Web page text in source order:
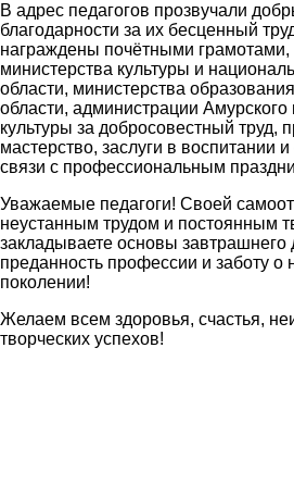
В адрес педагогов прозвучали
благодарности за их бесценный
награждены почётными грамотами,
министерства культуры и
области, министерства
области, администрации Амурского
культуры за добросовестный труд,
мастерство, заслуги в воспитании
связи с профессиональным
Уважаемые педагоги! Своей
неустанным трудом и постоянным
закладываете основы
преданность профессии и заботу
поколении!
Желаем всем здоровья, счастья,
творческих успехов!